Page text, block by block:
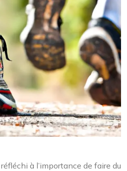
à l’importance de faire du